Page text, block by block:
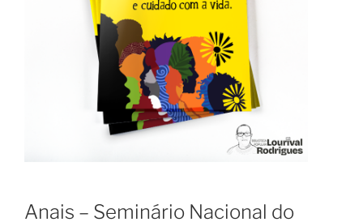
Anais – Seminário Nacional do